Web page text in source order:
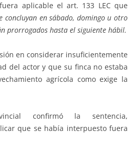
aplicable el art. 133 LEC que
concluyan en sábado, domingo u otro
prorrogados hasta el siguiente hábil.
en considerar insuficientemente
del actor y que su finca no estaba
agrícola como exige la
confirmó la sentencia,
que se había interpuesto fuera